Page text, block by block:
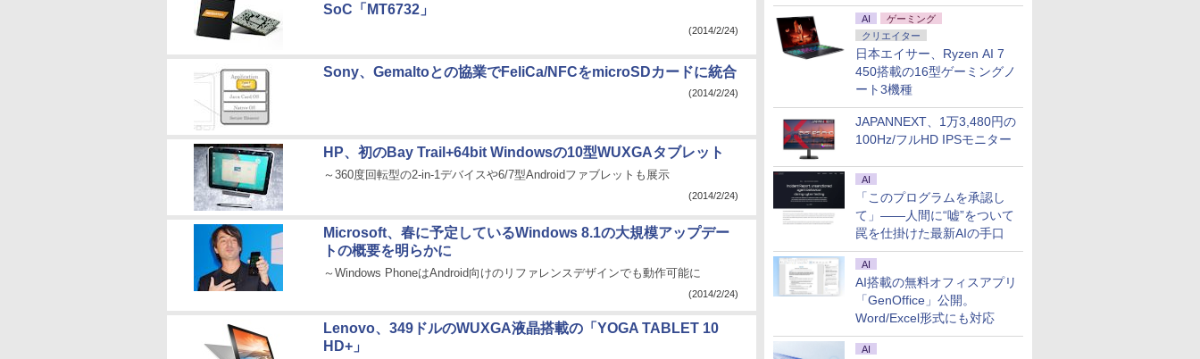
AI
ゲーミング
クリエイター
日本エイサー、Ryzen AI 7
450搭載の16型ゲーミングノ
ート3機種
JAPANNEXT、1万3,480円の
100Hz/フルHD IPSモニター
AI
「このプログラムを承認し
て」――人間に“嘘”をついて
罠を仕掛けた最新AIの手口
AI
AI搭載の無料オフィスアプリ
「GenOffice」公開。
Word/Excel形式にも対応
AI
SoC「MT6732」
(2014/2/24)
Sony、Gemaltoとの協業でFeliCa/NFCをmicroSDカードに統合
(2014/2/24)
HP、初のBay Trail+64bit Windowsの10型WUXGAタブレット
～360度回転型の2-in-1デバイスや6/7型Androidファブレットも展示
(2014/2/24)
Microsoft、春に予定しているWindows 8.1の大規模アップデー
トの概要を明らかに
～Windows PhoneはAndroid向けのリファレンスデザインでも動作可能に
(2014/2/24)
Lenovo、349ドルのWUXGA液晶搭載の「YOGA TABLET 10
HD+」